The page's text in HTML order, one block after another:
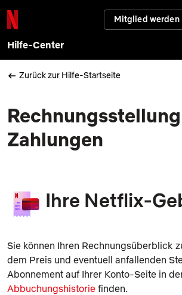
Mitglied werden
Hilfe-Center
Zurück zur Hilfe-Startseite
Zahlungen
Ihre Netflix-
Sie können Ihren Rechnungsüberblick
dem Preis und eventuell anfallenden
Abonnement auf Ihrer Konto-Seite in
Abbuchungshistorie finden.